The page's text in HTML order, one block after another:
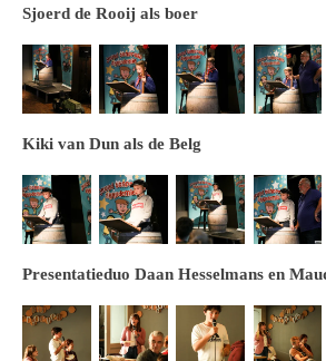
Sjoerd de Rooij als boer
Kiki van Dun als de Belg
Presentatieduo Daan Hesselmans en